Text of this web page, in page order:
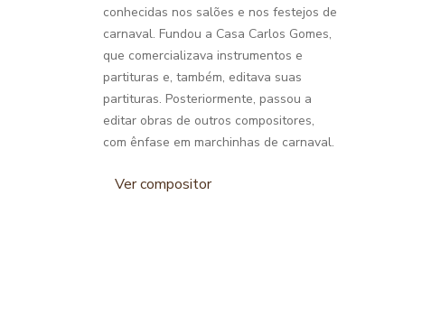
conhecidas nos salões e nos festejos de
carnaval. Fundou a Casa Carlos Gomes,
que comercializava instrumentos e
partituras e, também, editava suas
partituras. Posteriormente, passou a
editar obras de outros compositores,
com ênfase em marchinhas de carnaval.
Ver compositor